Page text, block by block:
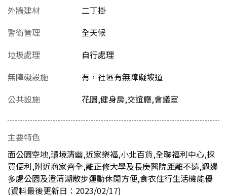
外牆建材
二丁掛
警衛管理
全天候
垃圾處理
自行處理
無障礙設施
有，社區有無障礙坡道
公共設施
花園,健身房,交誼廳,會議室
主要特色
面公園空地,環境清幽,近家樂福,小北百貨,全聯福利中心,採
買便利,附近商家齊全,離正修大學及長庚醫院距離不遠,週邊
多處公園及澄清湖散步運動休閒方便,食衣住行生活機能優
(資料最後更新日：2023/02/17)